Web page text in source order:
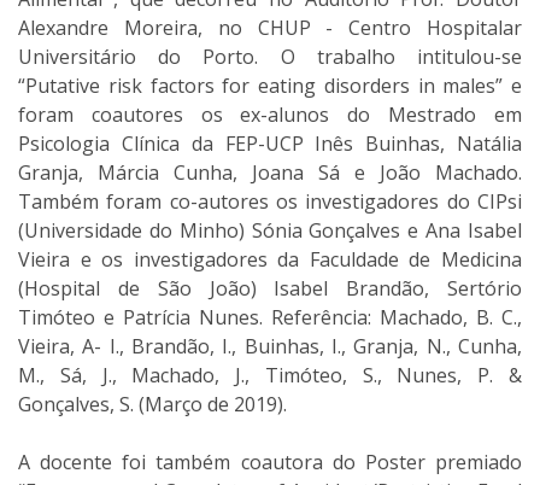
Alexandre Moreira, no CHUP - Centro Hospitalar
Universitário do Porto. O trabalho intitulou-se
“Putative risk factors for eating disorders in males” e
foram coautores os ex-alunos do Mestrado em
Psicologia Clínica da FEP-UCP Inês Buinhas, Natália
Granja, Márcia Cunha, Joana Sá e João Machado.
Também foram co-autores os investigadores do CIPsi
(Universidade do Minho) Sónia Gonçalves e Ana Isabel
Vieira e os investigadores da Faculdade de Medicina
(Hospital de São João) Isabel Brandão, Sertório
Timóteo e Patrícia Nunes. Referência: Machado, B. C.,
Vieira, A- I., Brandão, I., Buinhas, I., Granja, N., Cunha,
M., Sá, J., Machado, J., Timóteo, S., Nunes, P. &
Gonçalves, S. (Março de 2019).
A docente foi também coautora do Poster premiado